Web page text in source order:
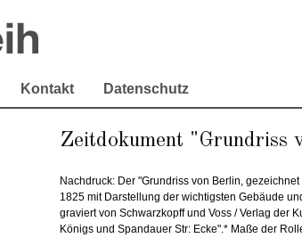
Kontakt Datenschutz
Zeitdokument "Grundriss
Nachdruck: Der "Grundriss von Berlin,
1825 mit Darstellung der wichtigsten Gebäude
graviert von Schwarzkopff und Voss / Verlag der
Königs und Spandauer Str: Ecke".* Maße der